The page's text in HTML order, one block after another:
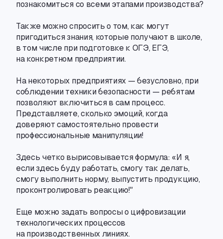
познакомиться со всеми этапами производства?
Также можно спросить о том, как могут
пригодиться знания, которые получают в школе,
в том числе при подготовке к ОГЭ, ЕГЭ,
на конкретном предприятии.
На некоторых предприятиях — безусловно, при
соблюдении техники безопасности — ребятам
позволяют включиться в сам процесс.
Представляете,сколько эмоций, когда
доверяют самостоятельно провести
профессиональные манипуляции!
Здесь четко вырисовывается формула: «И я,
если здесь буду работать, смогу так делать,
смогу выполнить норму, выпустить продукцию,
проконтролировать реакцию!"
Еще можно задать вопросы о цифровизации
технологических процессов
на производственных линиях.